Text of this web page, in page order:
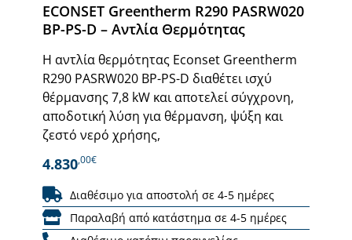
ECONSET Greentherm R290 PASRW020
BP-PS-D – Αντλία Θερμότητας
Η αντλία θερμότητας Econset Greentherm
R290 PASRW020 BP-PS-D διαθέτει ισχύ
θέρμανσης 7,8 kW και αποτελεί σύγχρονη,
αποδοτική λύση για θέρμανση, ψύξη και
ζεστό νερό χρήσης,
4.830,00€
Διαθέσιμο για αποστολή σε 4-5 ημέρες
Παραλαβή από κατάστημα σε 4-5 ημέρες